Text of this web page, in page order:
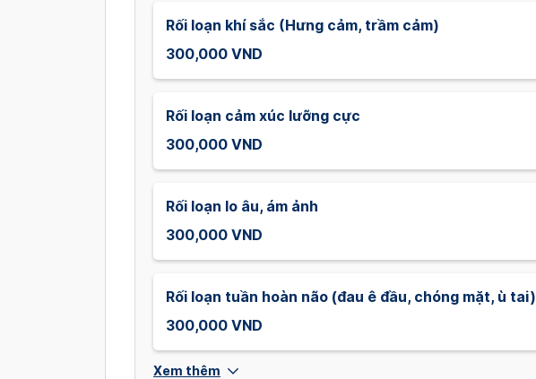
Rối loạn khí sắc (Hưng cảm, trầm cảm)
300,000 VND
Rối loạn cảm xúc lưỡng cực
300,000 VND
Rối loạn lo âu, ám ảnh
300,000 VND
Rối loạn tuần hoàn não (đau ê đầu, chóng mặt, ù tai)
300,000 VND
Xem thêm